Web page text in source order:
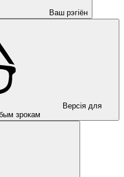
Ваш рэгіён
Версія для
зрокам